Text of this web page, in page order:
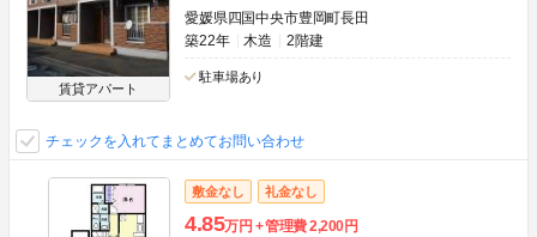
賃貸アパート
愛媛県四国中央市豊岡町長田
築22年
木造 2階建
駐車場あり
チェックを入れてまとめてお問い合わせ
敷金なし 礼金なし
4.85万円 管理費2,200円